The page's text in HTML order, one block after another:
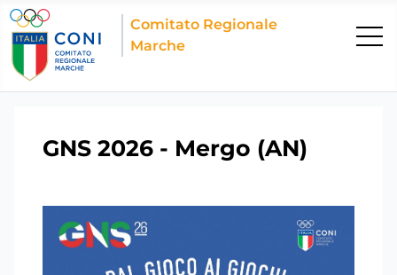
Comitato Regionale
Marche
GNS 2026 - Mergo (AN)